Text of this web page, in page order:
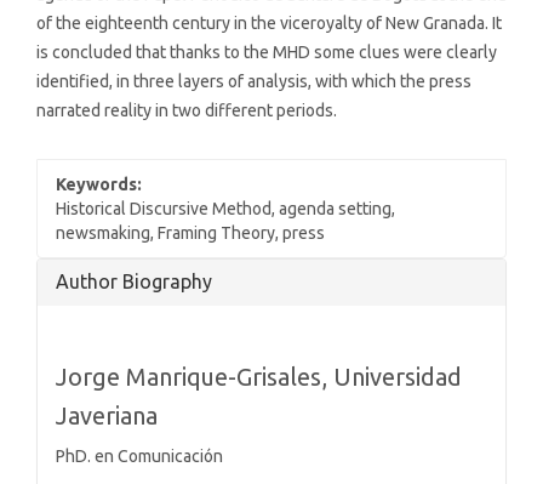
of the eighteenth century in the viceroyalty of New Granada. It
is concluded that thanks to the MHD some clues were clearly
identified, in three layers of analysis, with which the press
narrated reality in two different periods.
Keywords:
Historical Discursive Method, agenda setting,
newsmaking, Framing Theory, press
Article
Author Biography
Jorge Manrique-Grisales, Universidad
Javeriana
PhD. en Comunicación